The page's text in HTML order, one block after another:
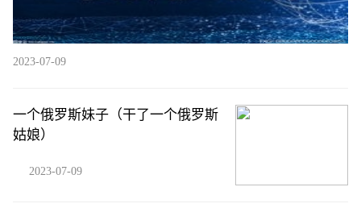
2023-07-09
一个俄罗斯妹子（干了一个俄罗斯
姑娘）
2023-07-09